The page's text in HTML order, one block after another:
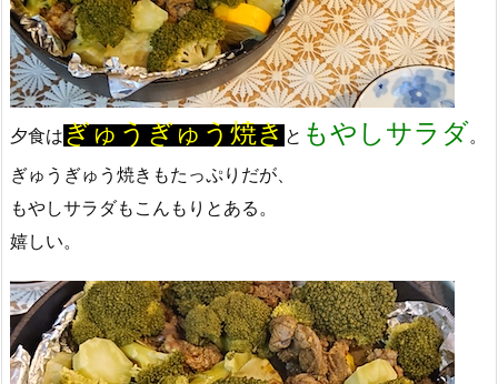
夕食はぎゅうぎゅう焼きと もやしサラダ。
ぎゅうぎゅう焼きもたっぷりだが、
もやしサラダもこんもりとある。
嬉しい。